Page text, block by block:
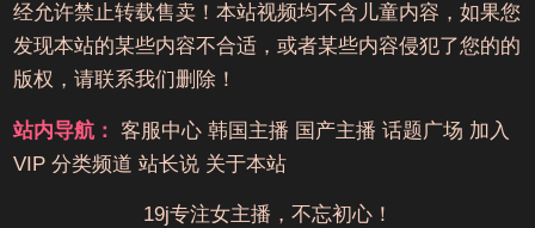
经允许禁止转载售卖！本站视频均不含儿童内容，如果您
发现本站的某些内容不合适，或者某些内容侵犯了您的的
版权，请联系我们删除！
站内导航： 客服中心 韩国主播 国产主播 话题广场 加入
VIP 分类频道 站长说 关于本站
19j专注女主播，不忘初心！